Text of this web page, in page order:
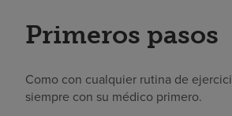
Primeros pasos
Como con cualquier rutina de
siempre con su médico primero.